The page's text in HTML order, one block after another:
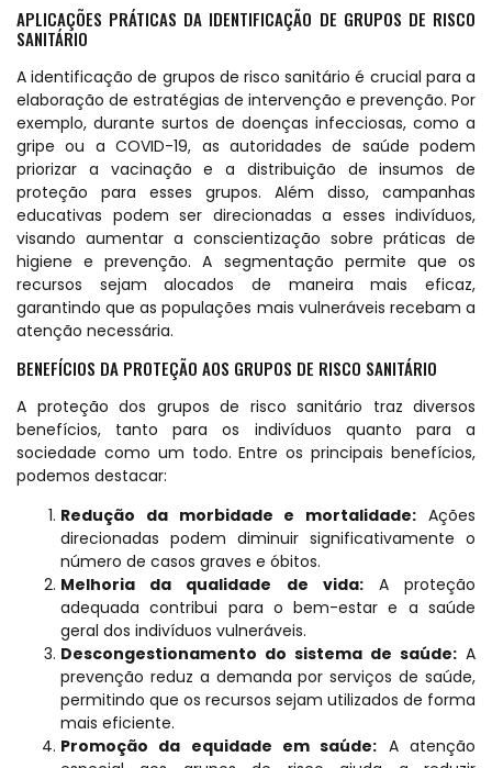
APLICAÇÕES PRÁTICAS DA IDENTIFICAÇÃO DE GRUPOS DE RISCO
SANITÁRIO
A identificação de grupos de risco sanitário é crucial para a
elaboração de estratégias de intervenção e prevenção. Por
exemplo, durante surtos de doenças infecciosas, como a
gripe ou a COVID-19, as autoridades de saúde podem
priorizar a vacinação e a distribuição de insumos de
proteção para esses grupos. Além disso, campanhas
educativas podem ser direcionadas a esses indivíduos,
visando aumentar a conscientização sobre práticas de
higiene e prevenção. A segmentação permite que os
recursos sejam alocados de maneira mais eficaz,
garantindo que as populações mais vulneráveis recebam a
atenção necessária.
BENEFÍCIOS DA PROTEÇÃO AOS GRUPOS DE RISCO SANITÁRIO
A proteção dos grupos de risco sanitário traz diversos
benefícios, tanto para os indivíduos quanto para a
sociedade como um todo. Entre os principais benefícios,
podemos destacar:
Redução da morbidade e mortalidade: Ações
direcionadas podem diminuir significativamente o
número de casos graves e óbitos.
Melhoria da qualidade de vida:A proteção
adequada contribui para o bem-estar e a saúde
geral dos indivíduos vulneráveis.
Descongestionamento do sistema de saúde: A
prevenção reduz a demanda por serviços de saúde,
permitindo que os recursos sejam utilizados de forma
mais eficiente.
Promoção da equidade em saúde: A atenção